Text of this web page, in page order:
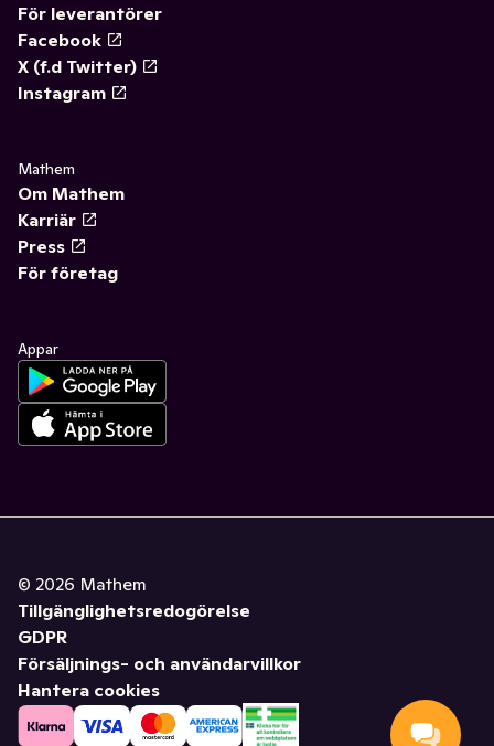
För leverantörer
Facebook
X (f.d Twitter)
Instagram
Mathem
Om Mathem
Karriär
Press
För företag
Appar
© 2026 Mathem
Tillgänglighetsredogörelse
GDPR
Försäljnings- och användarvillkor
Hantera cookies